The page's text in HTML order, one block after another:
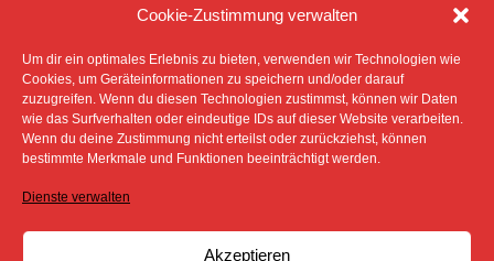
Cookie-Zustimmung verwalten
Um dir ein optimales Erlebnis zu bieten, verwenden wir Technologien wie
Cookies, um Geräteinformationen zu speichern und/oder darauf
zuzugreifen. Wenn du diesen Technologien zustimmst, können wir Daten
wie das Surfverhalten oder eindeutige IDs auf dieser Website verarbeiten.
Wenn du deine Zustimmung nicht erteilst oder zurückziehst, können
bestimmte Merkmale und Funktionen beeinträchtigt werden.
Dienste verwalten
Akzeptieren
DATENSCHUTZ
IMPRESSUM
COOKIE-RICHTLINIE (EU)
SÄMTLICHE TEXTE, BILDER UND ANDERE
SOFERN NICHT ANDERS GEKENNZEICHNET- DEM
COPYRIGHT DES SPREEBOTE ONLINE ODER WERDEN